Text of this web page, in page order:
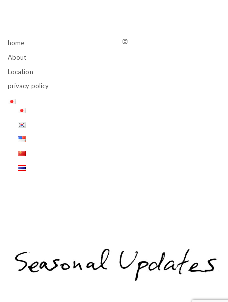
home
About
Location
privacy policy
Instagram